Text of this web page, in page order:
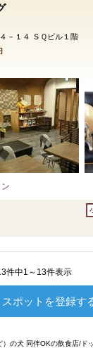
－１４ ＳＱビル１階
件中1～13件表示
ポットを登録す
の犬 同伴OKの飲食店/ド